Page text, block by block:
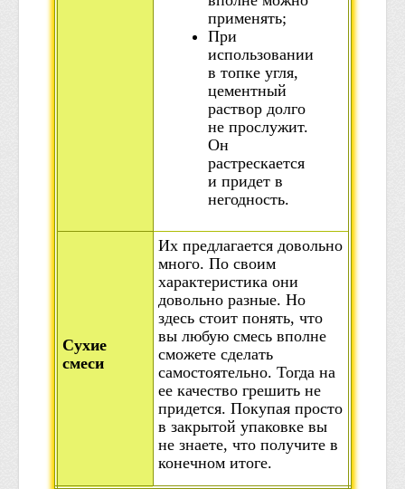
применять;
При
использовании
в топке угля,
цементный
раствор долго
не прослужит.
Он
растрескается
и придет в
негодность.
Сухие
смеси
Их предлагается довольно
много. По своим
характеристика они
довольно разные. Но
здесь стоит понять, что
вы любую смесь вполне
сможете сделать
самостоятельно. Тогда на
ее качество грешить не
придется. Покупая просто
в закрытой упаковке вы
не знаете, что получите в
конечном итоге.